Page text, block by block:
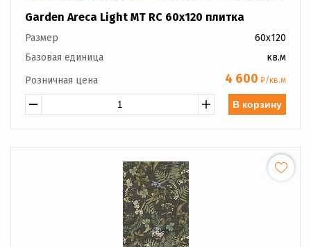
Garden Areca Light MT RC 60x120 плитка
Размер
60x120
Базовая единица
кв.м
Розничная цена
4 600 ₽/кв.м
В корзину